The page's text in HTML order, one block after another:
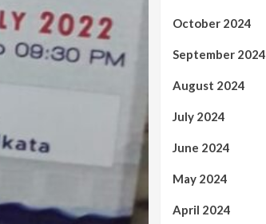
October 2024
September 2024
August 2024
July 2024
June 2024
May 2024
April 2024